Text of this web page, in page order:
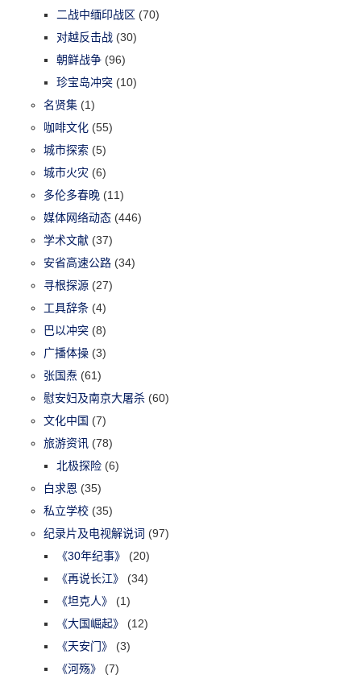
二战中缅印战区 (70)
对越反击战 (30)
朝鲜战争 (96)
珍宝岛冲突 (10)
名贤集 (1)
咖啡文化 (55)
城市探索 (5)
城市火灾 (6)
多伦多春晚 (11)
媒体网络动态 (446)
学术文献 (37)
安省高速公路 (34)
寻根探源 (27)
工具辞条 (4)
巴以冲突 (8)
广播体操 (3)
张国焘 (61)
慰安妇及南京大屠杀 (60)
文化中国 (7)
旅游资讯 (78)
北极探险 (6)
白求恩 (35)
私立学校 (35)
纪录片及电视解说词 (97)
《30年纪事》
(20)
《再说长江》
(34)
《坦克人》
(1)
《大国崛起》
(12)
《天安门》
(3)
《河殇》
(7)